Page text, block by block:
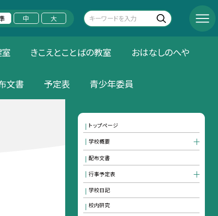
中 大
きこえとことばの教室 おはなしのへや
文書 予定表 青少年委員
トップページ
学校概要
配布文書
行事予定表
学校日記
校内研究